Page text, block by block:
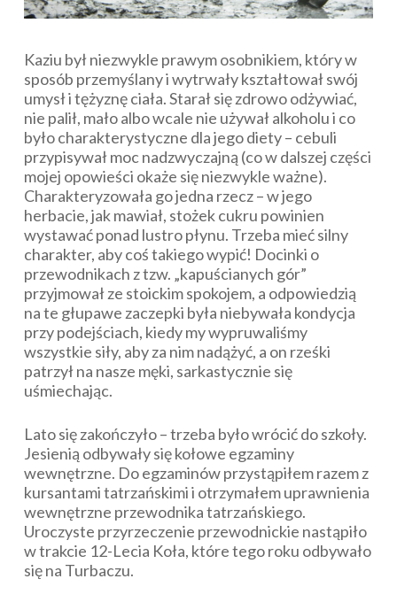
Kaziu był niezwykle prawym osobnikiem, który w
sposób przemyślany i wytrwały kształtował swój
umysł i tężyznę ciała. Starał się zdrowo odżywiać,
nie palił, mało albo wcale nie używał alkoholu i co
było charakterystyczne dla jego diety – cebuli
przypisywał moc nadzwyczajną (co w dalszej części
mojej opowieści okaże się niezwykle ważne).
Charakteryzowała go jedna rzecz – w jego
herbacie, jak mawiał, stożek cukru powinien
wystawać ponad lustro płynu. Trzeba mieć silny
charakter, aby coś takiego wypić! Docinki o
przewodnikach z tzw. „kapuścianych gór”
przyjmował ze stoickim spokojem, a odpowiedzią
na te głupawe zaczepki była niebywała kondycja
przy podejściach, kiedy my wypruwaliśmy
wszystkie siły, aby za nim nadążyć, a on rześki
patrzył na nasze męki, sarkastycznie się
uśmiechając.
Lato się zakończyło – trzeba było wrócić do szkoły.
Jesienią odbywały się kołowe egzaminy
wewnętrzne. Do egzaminów przystąpiłem razem z
kursantami tatrzańskimi i otrzymałem uprawnienia
wewnętrzne przewodnika tatrzańskiego.
Uroczyste przyrzeczenie przewodnickie nastąpiło
w trakcie 12-Lecia Koła, które tego roku odbywało
się na Turbaczu.